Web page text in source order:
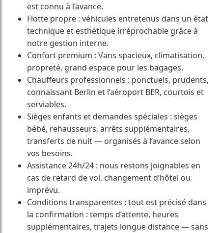
est connu à l’avance.
Flotte propre : véhicules entretenus dans un état
technique et esthétique irréprochable grâce à
notre gestion interne.
Confort premium : Vans spacieux, climatisation,
propreté, grand espace pour les bagages.
Chauffeurs professionnels : ponctuels, prudents,
connaissant Berlin et l’aéroport BER, courtois et
serviables.
Sièges enfants et demandes spéciales : sièges
bébé, rehausseurs, arrêts supplémentaires,
transferts de nuit — organisés à l’avance selon
vos besoins.
Assistance 24h/24 : nous restons joignables en
cas de retard de vol, changement d’hôtel ou
imprévu.
Conditions transparentes : tout est précisé dans
la confirmation : temps d’attente, heures
supplémentaires, trajets longue distance — sans